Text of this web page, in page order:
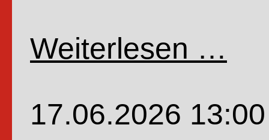
Weiterlesen …
Dr.
17.06.2026 13:00